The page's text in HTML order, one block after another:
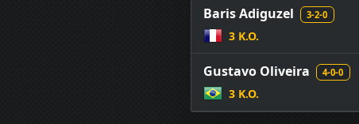
Baris Adiguzel 3-2-0
3 K.O.
Gustavo Oliveira 4-0-0
3 K.O.